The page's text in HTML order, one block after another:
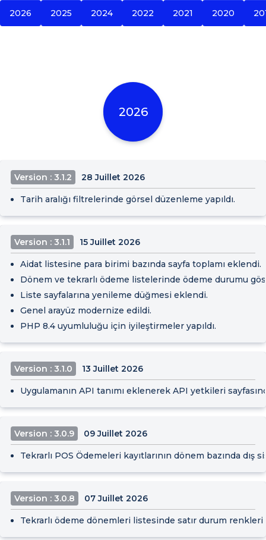
2026 2025 2024 2022 2021 2020
2026
Version : 3.1.2 28 Juillet 2026
Tarih aralığı filtrelerinde görsel düzenleme yapıldı.
Version : 3.1.1 15 Juillet 2026
Aidat listesine para birimi bazında sayfa toplamı eklendi.
Dönem ve tekrarlı ödeme listelerinde ödeme durumu
Liste sayfalarına yenileme düğmesi eklendi.
Genel arayüz modernize edildi.
PHP 8.4 uyumluluğu için iyileştirmeler yapıldı.
Version : 3.1.0 13 Juillet 2026
Uygulamanın API tanımı eklenerek API yetkileri
Version : 3.0.9 09 Juillet 2026
Tekrarlı POS Ödemeleri kayıtlarının dönem bazında
Version : 3.0.8 07 Juillet 2026
Tekrarlı ödeme dönemleri listesinde satır durum